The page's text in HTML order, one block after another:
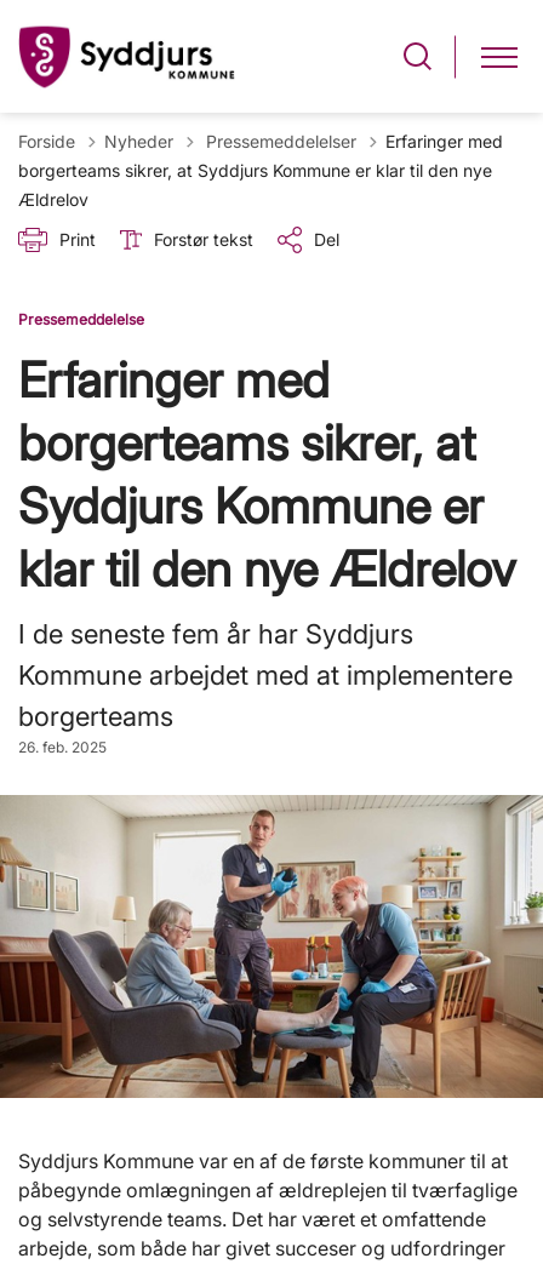
Forside Nyheder Tilbage til
Pressemeddelelser
Erfaringer med
borgerteams sikrer, at Syddjurs Kommune er klar til den nye
Ældrelov
Print
Forstør tekst Del
Pressemeddelelse
Erfaringer med
borgerteams sikrer, at
Syddjurs Kommune er
klar til den nye Ældrelov
I de seneste fem år har Syddjurs
Kommune arbejdet med at implementere
borgerteams
26. feb. 2025
Syddjurs Kommune var en af de første kommuner til at
påbegynde omlægningen af ældreplejen til tværfaglige
og selvstyrende teams. Det har været et omfattende
arbejde, som både har givet succeser og udfordringer